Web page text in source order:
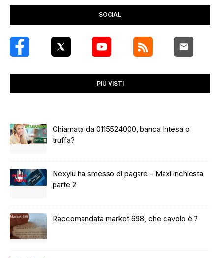
SOCIAL
PIÙ VISTI
Chiamata da 0115524000, banca Intesa o
truffa?
Nexyiu ha smesso di pagare - Maxi inchiesta
parte 2
Raccomandata market 698, che cavolo è ?